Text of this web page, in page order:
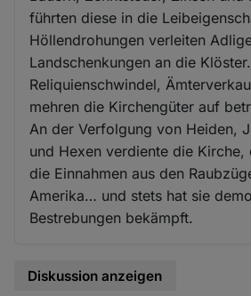
führten diese in die
Höllendrohungen verleiten
Landschenkungen an die Klöster.
Reliquienschwindel,
mehren die Kirchengüter auf
An der Verfolgung von Heiden,
und Hexen verdiente die Kirche,
die Einnahmen aus den
Amerika… und stets hat sie
Bestrebungen bekämpft.
Diskussion anzeigen